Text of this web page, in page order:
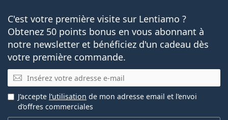
C'est votre première visite sur Lentiamo ?
Obtenez 50 points bonus en vous abonnant à
notre newsletter et bénéficiez d'un cadeau dès
votre première commande.
E-mail
J’accepte l’utilisation de mon adresse email et l’envoi
d’offres commerciales